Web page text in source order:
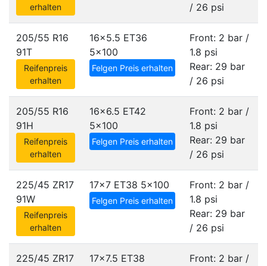
erhalten
/ 26 psi
205/55 R16
91T
Reifenpreis
erhalten
16x5.5 ET36
5x100
Felgen Preis erhalten
Front: 2 bar /
1.8 psi
Rear: 29 bar
/ 26 psi
205/55 R16
91H
Reifenpreis
erhalten
16x6.5 ET42
5x100
Felgen Preis erhalten
Front: 2 bar /
1.8 psi
Rear: 29 bar
/ 26 psi
225/45 ZR17
91W
Reifenpreis
erhalten
17x7 ET38 5x100
Felgen Preis erhalten
Front: 2 bar /
1.8 psi
Rear: 29 bar
/ 26 psi
225/45 ZR17
17x7.5 ET38
Front: 2 bar /